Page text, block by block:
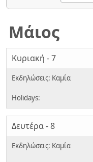
Μάιος
Κυριακή - 7
Δευτέρα - 8